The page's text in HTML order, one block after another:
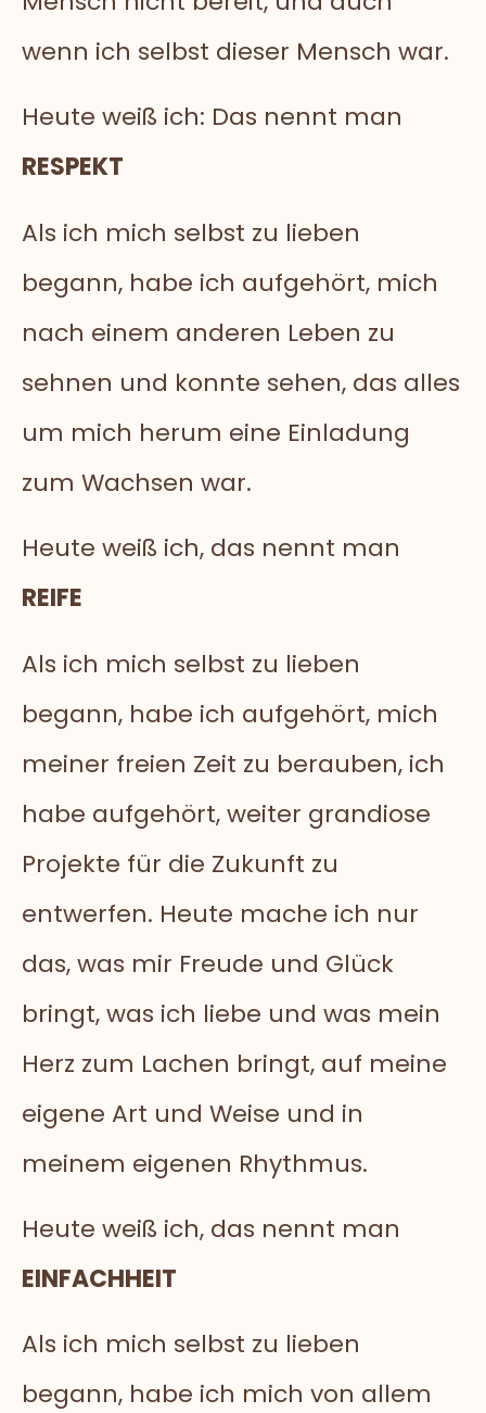
wenn ich selbst dieser Mensch war.
Heute weiß ich: Das nennt man
RESPEKT
Als ich mich selbst zu lieben
begann, habe ich aufgehört, mich
nach einem anderen Leben zu
sehnen und konnte sehen, das alles
um mich herum eine Einladung
zum Wachsen war.
Heute weiß ich, das nennt man
REIFE
Als ich mich selbst zu lieben
begann, habe ich aufgehört, mich
meiner freien Zeit zu berauben, ich
habe aufgehört, weiter grandiose
Projekte für die Zukunft zu
entwerfen. Heute mache ich nur
das, was mir Freude und Glück
bringt, was ich liebe und was mein
Herz zum Lachen bringt, auf meine
eigene Art und Weise und in
meinem eigenen Rhythmus.
Heute weiß ich, das nennt man
EINFACHHEIT
Als ich mich selbst zu lieben
begann, habe ich mich von allem